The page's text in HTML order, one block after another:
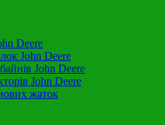
Deere
John Deere
John Deere
John Deere
жаток